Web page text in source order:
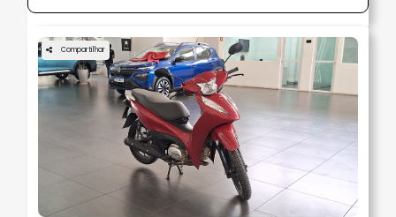
Compartilhar